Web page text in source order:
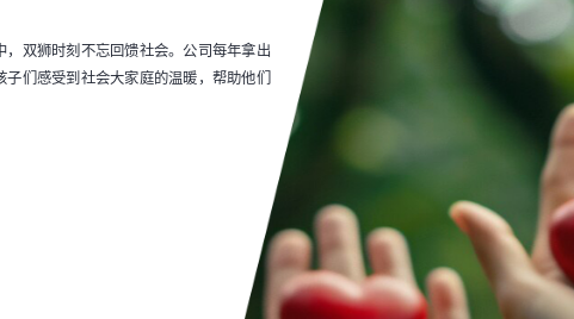
双狮时刻不忘回馈社会。公司每年拿出
们感受到社会大家庭的温暖，帮助他们